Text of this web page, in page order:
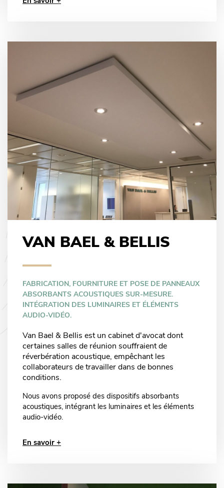
VAN BAEL & BELLIS
FABRICATION, FOURNITURE ET POSE DE PANNEAUX
ABSORBANTS ACOUSTIQUES SUR-MESURE.
INTÉGRATION DES LUMINAIRES ET ÉLÉMENTS
AUDIO-VIDÉO.
Van Bael & Bellis est un cabinet d'avocat dont
certaines salles de réunion souffraient de
réverbération acoustique, empêchant les
collaborateurs de travailler dans de bonnes
conditions.
Nous avons proposé des dispositifs absorbants
acoustiques, intégrant les luminaires et les éléments
audio-vidéo.
En savoir +